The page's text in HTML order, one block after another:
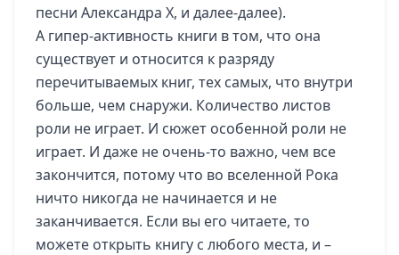
песни Александра Х, и далее-далее).
А гипер-активность книги в том, что она
существует и относится к разряду
перечитываемых книг, тех самых, что внутри
больше, чем снаружи. Количество листов
роли не играет. И сюжет особенной роли не
играет. И даже не очень-то важно, чем все
закончится, потому что во вселенной Рока
ничто никогда не начинается и не
заканчивается. Если вы его читаете, то
можете открыть книгу с любого места, и –